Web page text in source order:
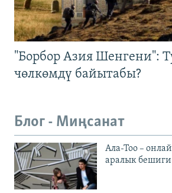
"Борбор Азия Шенгени":
чөлкөмдү байытабы?
Блог - Миңсанат
Ала-Тоо –
аралык